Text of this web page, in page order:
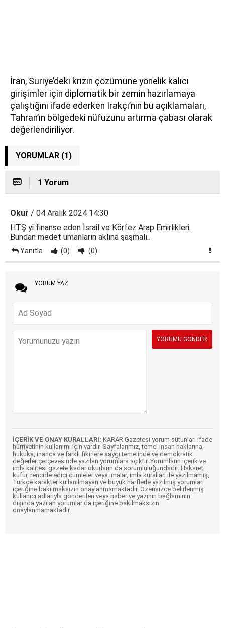
İran, Suriye’deki krizin çözümüne yönelik kalıcı
girişimler için diplomatik bir zemin hazırlamaya
çalıştığını ifade ederken Irakçı’nın bu açıklamaları,
Tahran’ın bölgedeki nüfuzunu artırma çabası olarak
değerlendiriliyor.
YORUMLAR (1)
1 Yorum
Okur / 04 Aralık 2024 14:30
HTŞ yi finanse eden İsrail ve Körfez Arap Emirlikleri.
Bundan medet umanların aklına şaşmalı..
Yanıtla (0) (0)
YORUM YAZ
İÇERİK VE ONAY KURALLARI: KARAR Gazetesi yorum sütunları ifade
hürriyetinin kullanımı için vardır. Sayfalarımız, temel insan haklarına,
hukuka, inanca ve farklı fikirlere saygı temelinde ve demokratik
değerler çerçevesinde yazılan yorumlara açıktır. Yorumların içerik ve
imla kalitesi gazete kadar okurların da sorumluluğundadır. Hakaret,
küfür, rencide edici cümleler veya imalar, imla kuralları ile yazılmamış,
Türkçe karakter kullanılmayan ve büyük harflerle yazılmış yorumlar
içeriğine bakılmaksızın onaylanmamaktadır. Özensizce belirlenmiş
kullanıcı adlarıyla gönderilen veya haber ve yazının bağlamının
dışında yazılan yorumlar da içeriğine bakılmaksızın
onaylanmamaktadır.